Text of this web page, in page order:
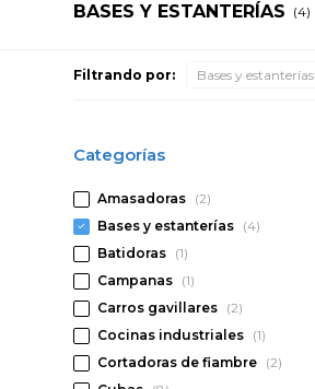
BASES Y ESTANTERÍAS (4)
Filtrando por: Bases y estanterías
Categorías
Amasadoras (2)
Bases y estanterías (4)
Batidoras (1)
Campanas (1)
Carros gavillares (2)
Cocinas industriales (1)
Cortadoras de fiambre (2)